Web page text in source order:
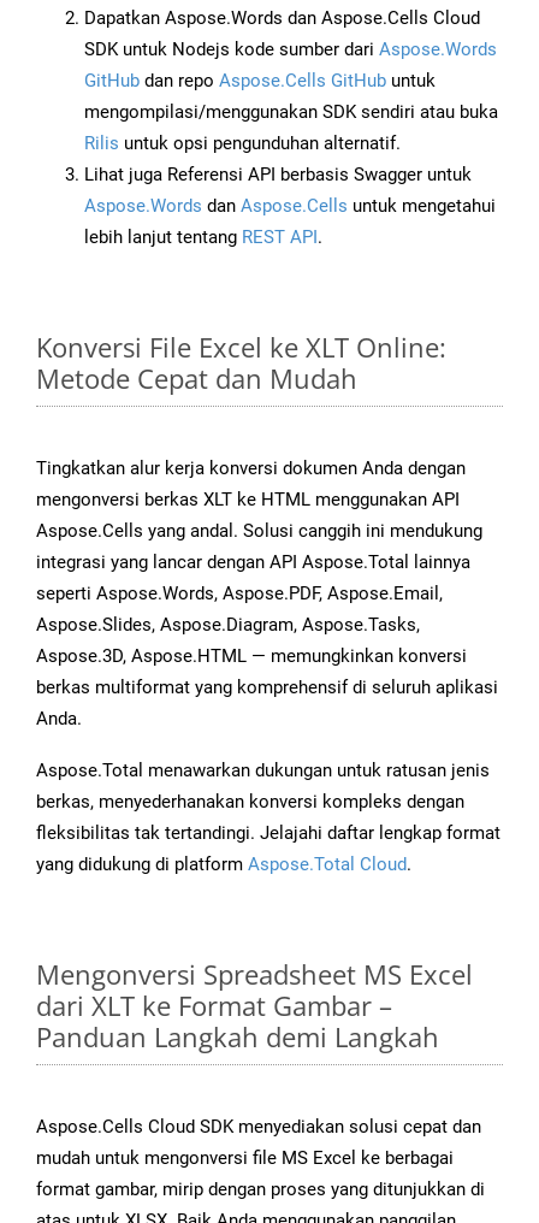
Dapatkan Aspose.Words dan Aspose.Cells Cloud
SDK untuk Nodejs kode sumber dari Aspose.Words
GitHub dan repo Aspose.Cells GitHub untuk
mengompilasi/menggunakan SDK sendiri atau buka
Rilis untuk opsi pengunduhan alternatif.
Lihat juga Referensi API berbasis Swagger untuk
Aspose.Words dan Aspose.Cells untuk mengetahui
lebih lanjut tentang REST API.
Konversi File Excel ke XLT Online:
Metode Cepat dan Mudah
Tingkatkan alur kerja konversi dokumen Anda dengan
mengonversi berkas XLT ke HTML menggunakan API
Aspose.Cells yang andal. Solusi canggih ini mendukung
integrasi yang lancar dengan API Aspose.Total lainnya
seperti Aspose.Words, Aspose.PDF, Aspose.Email,
Aspose.Slides, Aspose.Diagram, Aspose.Tasks,
Aspose.3D, Aspose.HTML — memungkinkan konversi
berkas multiformat yang komprehensif di seluruh aplikasi
Anda.
Aspose.Total menawarkan dukungan untuk ratusan jenis
berkas, menyederhanakan konversi kompleks dengan
fleksibilitas tak tertandingi. Jelajahi daftar lengkap format
yang didukung di platform Aspose.Total Cloud.
Mengonversi Spreadsheet MS Excel
dari XLT ke Format Gambar –
Panduan Langkah demi Langkah
Aspose.Cells Cloud SDK menyediakan solusi cepat dan
mudah untuk mengonversi file MS Excel ke berbagai
format gambar, mirip dengan proses yang ditunjukkan di